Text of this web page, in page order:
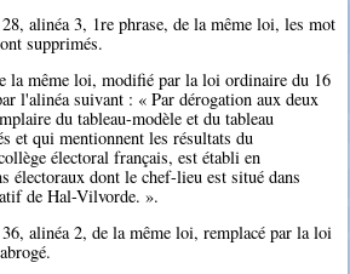
alinéa 3, 1re phrase, de la même loi, les mot
supprimés.
la même loi, modifié par la loi ordinaire du 16
l'alinéa suivant : « Par dérogation aux deux
du tableau-modèle et du tableau
et qui mentionnent les résultats du
électoral français, est établi en
électoraux dont le chef-lieu est situé dans
de Hal-Vilvorde. ».
alinéa 2, de la même loi, remplacé par la loi